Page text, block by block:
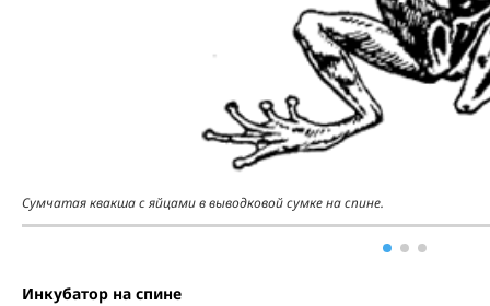
Сумчатая квакша с яйцами в выводковой сумке на спине.
Инкубатор на спине